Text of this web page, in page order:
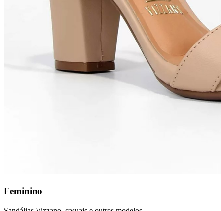
Feminino